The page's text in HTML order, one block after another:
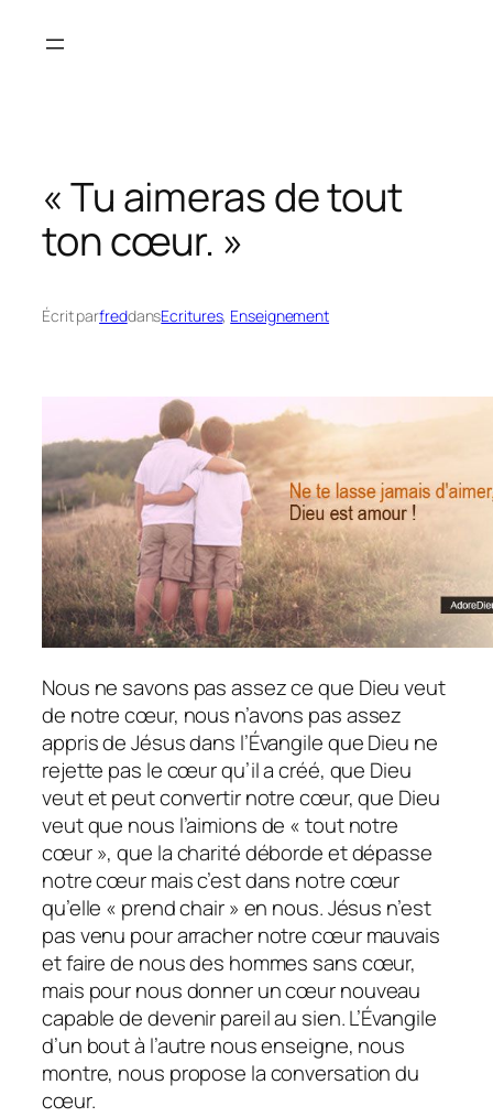
« Tu aimeras de tout
ton cœur. »
Écrit parfreddansEcritures, Enseignement
Nous ne savons pas assez ce que Dieu veut
de notre cœur, nous n’avons pas assez
appris de Jésus dans l’Évangile que Dieu ne
rejette pas le cœur qu’il a créé, que Dieu
veut et peut convertir notre cœur, que Dieu
veut que nous l’aimions de « tout notre
cœur », que la charité déborde et dépasse
notre cœur mais c’est dans notre cœur
qu’elle « prend chair » en nous. Jésus n’est
pas venu pour arracher notre cœur mauvais
et faire de nous des hommes sans cœur,
mais pour nous donner un cœur nouveau
capable de devenir pareil au sien. L’Évangile
d’un bout à l’autre nous enseigne, nous
montre, nous propose la conversation du
cœur.